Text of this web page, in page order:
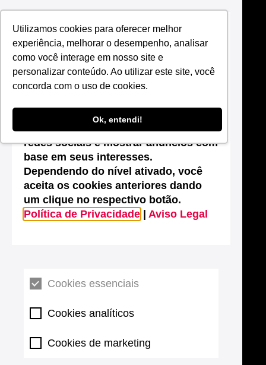
Utilizamos cookies para oferecer melhor
experiência, melhorar o desempenho, analisar
como você interage em nosso site e
personalizar conteúdo. Ao utilizar este site, você
concorda com o uso de cookies.
Ok, entendi!
Suas configurações de cookies neste
site
Este site utiliza cookies que são
essenciais para melhorar o
estatísticas, possibilitar o
compartilhamento de conteúdos nas
redes sociais e mostrar anúncios com
base em seus interesses.
Dependendo do nível ativado, você
aceita os cookies anteriores dando
um clique no respectivo botão.
Política de Privacidade
Aviso Legal
Cookies essenciais
Cookies analíticos
Cookies de marketing